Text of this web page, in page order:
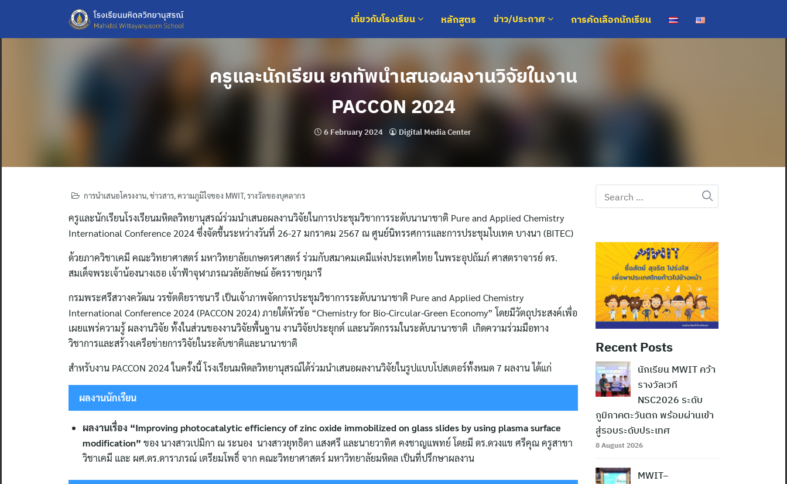
content
เกี่ยวกับโรงเรียน หลักสูตร ข่าว/ประกาศ การคัดเลือกนักเรียน
ครูและนักเรียน ยกทัพนำเสนอผลงานวิจัยในงาน
PACCON 2024
6 February 2024 Digital Media Center
การนำเสนอโครงงาน,ข่าวสาร,ความภูมิใจของ MWIT,รางวัลของบุคลากร
ครูและนักเรียนโรงเรียนมหิดลวิทยานุสรณ์ร่วมนำเสนอผลงานวิจัยในการประชุมวิชาการระดับนานาชาติ Pure and Applied Chemistry
International Conference 2024 ซึ่งจัดขึ้นระหว่างวันที่ 26-27 มกราคม 2567 ณ ศูนย์นิทรรศการและการประชุมไบเทค บางนา (BITEC)
ด้วยภาควิชาเคมี คณะวิทยาศาสตร์ มหาวิทยาลัยเกษตรศาสตร์ ร่วมกับสมาคมเคมีแห่งประเทศไทย ในพระอุปถัมภ์ ศาสตราจารย์ ดร.
สมเด็จพระเจ้าน้องนางเธอ เจ้าฟ้าจุฬาภรณวลัยลักษณ์ อัครราชกุมารี
กรมพระศรีสวางควัฒน วรขัตติยราชนารี เป็นเจ้าภาพจัดการประชุมวิชาการระดับนานาชาติ Pure and Applied Chemistry
International Conference 2024 (PACCON 2024) ภายใต้หัวข้อ “Chemistry for Bio-Circular-Green Economy” โดยมีวัตถุประสงค์เพื่อ
เผยแพร่ความรู้ ผลงานวิจัย ทั้งในส่วนของงานวิจัยพื้นฐาน งานวิจัยประยุกต์ และนวัตกรรมในระดับนานาชาติ เกิดความร่วมมือทาง
วิชาการและสร้างเครือข่ายการวิจัยในระดับชาติและนานาชาติ
สำหรับงาน PACCON 2024 ในครั้งนี้ โรงเรียนมหิดลวิทยานุสรณ์ได้ร่วมนำเสนอผลงานวิจัยในรูปแบบโปสเตอร์ทั้งหมด 7 ผลงาน ได้แก่
ผลงานนักเรียน
ผลงานเรื่อง “Improving photocatalytic efficiency of zinc oxide immobilized on glass slides by using plasma surface
modification” ของ นางสาวเปมิกา ณ ระนอง นางสาวยุทธิดา แสงศรี และนายวาทิศ คงชาญแพทย์ โดยมี ดร.ดวงแข ศรีคุณ ครูสาขา
วิชาเคมี และ ผศ.ดร.ดาราภรณ์ เตรียมโพธิ์ จาก คณะวิทยาศาสตร์ มหาวิทยาลัยมหิดล เป็นที่ปรึกษาผลงาน
Search
for:
Recent Posts
นักเรียน MWIT คว้า
รางวัลเวที
NSC2026 ระดับ
ภูมิภาคตะวันตก พร้อมผ่านเข้า
สู่รอบระดับประเทศ
8 August 2026
MWIT–